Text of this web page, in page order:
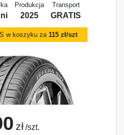
Produkcja
2025
Transport
GRATIS
w koszyku za115 zł/szt
zł /szt.